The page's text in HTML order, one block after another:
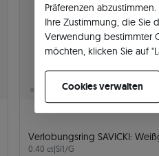
Verlobungsring SAVICKI:
0.40 ct|SI1/G
Präferenzen
Ihre Zustimmung, die Sie
Verwendung bestimmter
möchten, klicken Sie auf
Cookies verwalten